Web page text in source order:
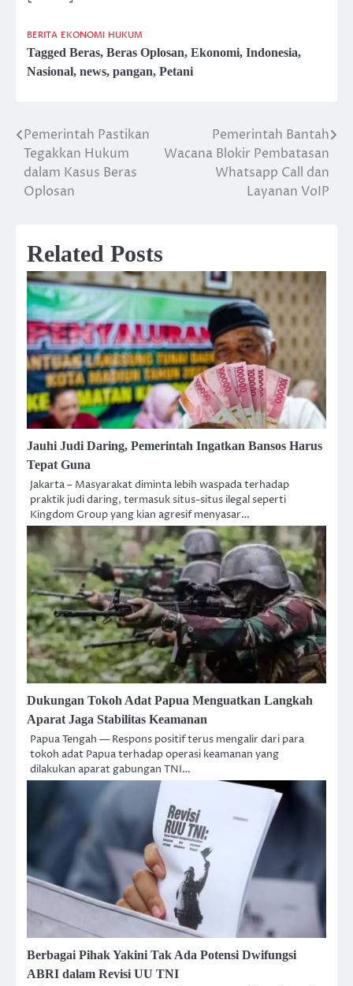
BERITA EKONOMI HUKUM
Tagged Beras, Beras Oplosan, Ekonomi, Indonesia,
Nasional, news, pangan, Petani
Post
navigation
Pemerintah Pastikan
Tegakkan Hukum
dalam Kasus Beras
Oplosan
Pemerintah Bantah
Wacana Blokir Pembatasan
Whatsapp Call dan
Layanan VoIP
Related Posts
Jauhi Judi Daring, Pemerintah Ingatkan Bansos Harus
Tepat Guna
Jakarta – Masyarakat diminta lebih waspada terhadap
praktik judi daring, termasuk situs-situs ilegal seperti
Kingdom Group yang kian agresif menyasar…
Dukungan Tokoh Adat Papua Menguatkan Langkah
Aparat Jaga Stabilitas Keamanan
Papua Tengah — Respons positif terus mengalir dari para
tokoh adat Papua terhadap operasi keamanan yang
dilakukan aparat gabungan TNI…
Berbagai Pihak Yakini Tak Ada Potensi Dwifungsi
ABRI dalam Revisi UU TNI